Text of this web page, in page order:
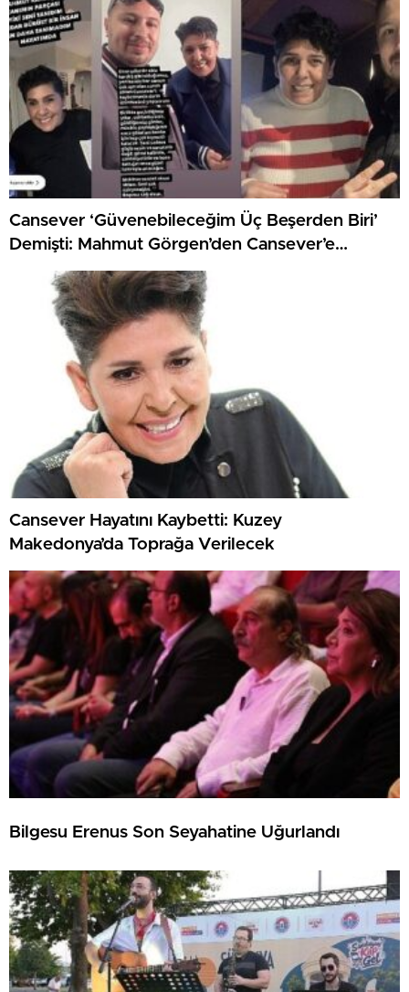
Cansever ‘Güvenebileceğim Üç Beşerden Biri’
Demişti: Mahmut Görgen’den Cansever’e
Duygusal Veda
Cansever Hayatını Kaybetti: Kuzey
Makedonya’da Toprağa Verilecek
Bilgesu Erenus Son Seyahatine Uğurlandı